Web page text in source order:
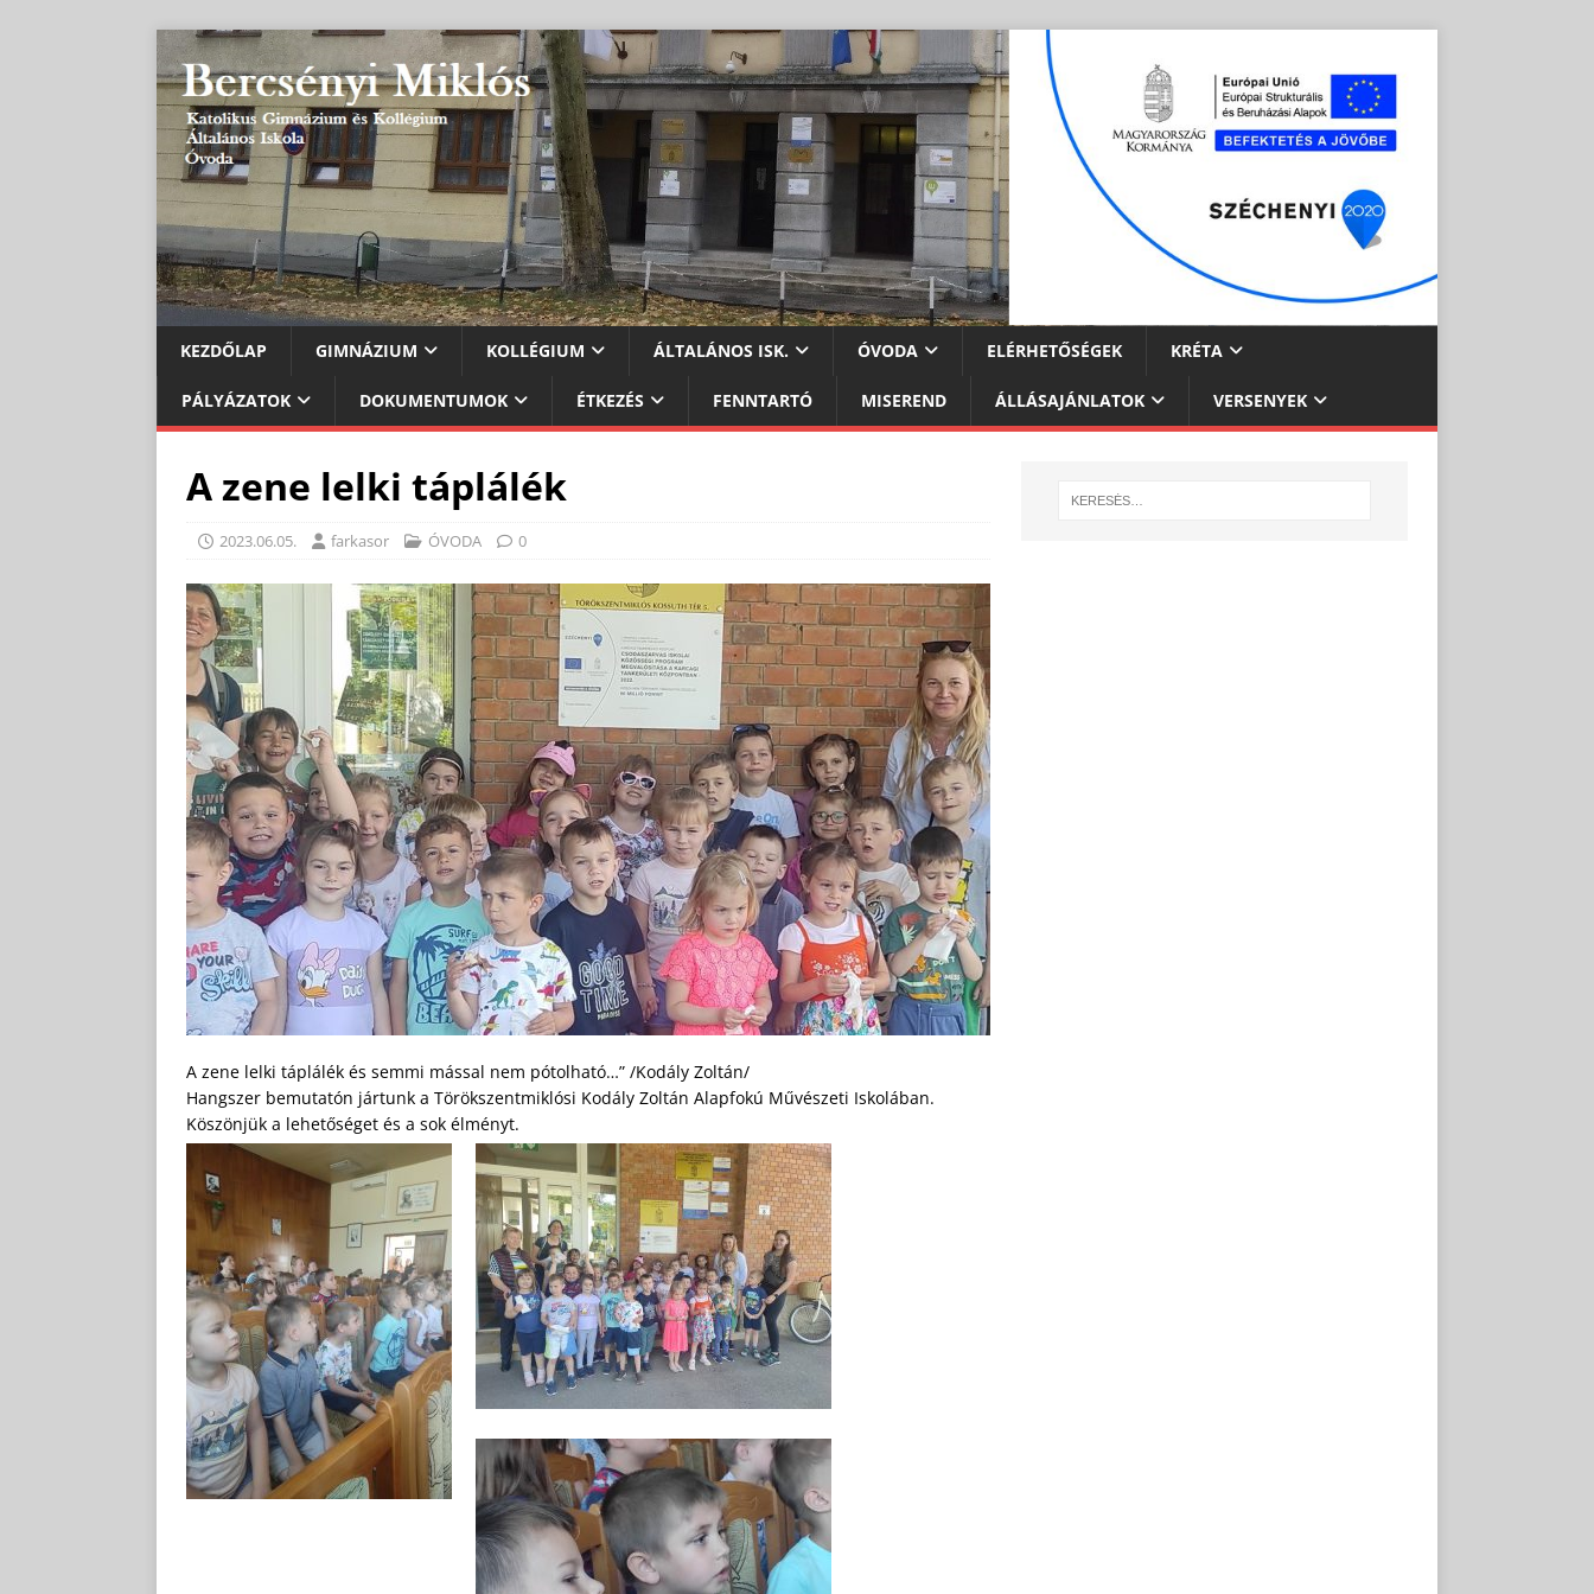
KEZDŐLAP GIMNÁZIUM KOLLÉGIUM ÁLTALÁNOS ISK. ÓVODA ELÉRHETŐSÉGEK KRÉTA
PÁLYÁZATOK DOKUMENTUMOK ÉTKEZÉS FENNTARTÓ MISEREND ÁLLÁSAJÁNLATOK VERSENYEK
A zene lelki táplálék
2023.06.05. farkasor ÓVODA 0
A zene lelki táplálék és semmi mással nem pótolható…” /Kodály Zoltán/
Hangszer bemutatón jártunk a Törökszentmiklósi Kodály Zoltán Alapfokú Művészeti Iskolában.
Köszönjük a lehetőséget és a sok élményt.